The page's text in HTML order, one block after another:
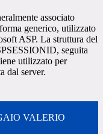
associato
generico, utilizzato
ASP. La struttura del
seguita
utilizzato per
dal server.
VALERIO